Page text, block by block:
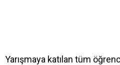
Yarışmaya katılan tüm